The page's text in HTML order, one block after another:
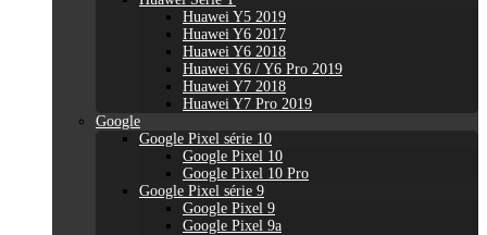
Huawei Y5 2019
Huawei Y6 2017
Huawei Y6 2018
Huawei Y6 / Y6 Pro 2019
Huawei Y7 2018
Huawei Y7 Pro 2019
Google
Google Pixel série 10
Google Pixel 10
Google Pixel 10 Pro
Google Pixel série 9
Google Pixel 9
Google Pixel 9a